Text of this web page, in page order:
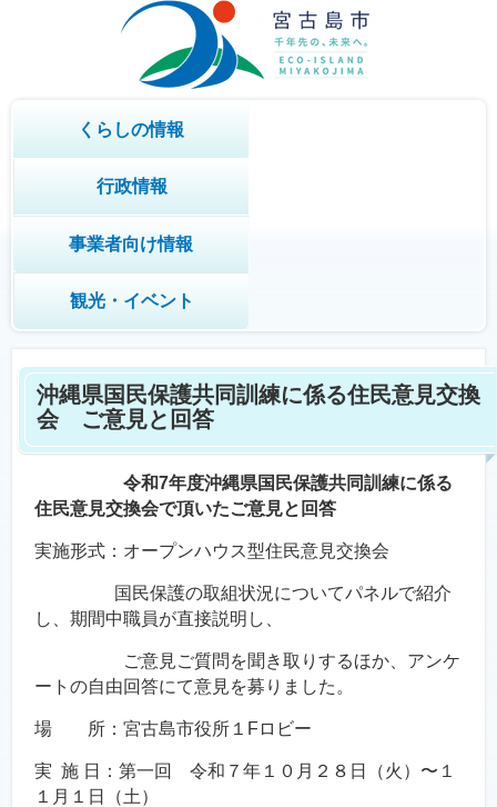
くらしの情報
行政情報
事業者向け情報
観光・イベント
沖縄県国民保護共同訓練に係る住民意見交換
会 ご意見と回答
令和7年度沖縄県国民保護共同訓練に係る
住民意見交換会で頂いたご意見と回答
実施形式：オープンハウス型住民意見交換会
国民保護の取組状況についてパネルで紹介
し、期間中職員が直接説明し、
ご意見ご質問を聞き取りするほか、アンケ
ートの自由回答にて意見を募りました。
場 所：宮古島市役所１Fロビー
実 施 日：第一回 令和７年１０月２８日（火）〜１
１月１日（土）